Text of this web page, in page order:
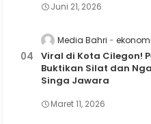
Juni 21, 2026
Media Bahri ekonomi
Viral di Kota Cilegon!
Buktikan Silat dan
Singa Jawara
Maret 11, 2026